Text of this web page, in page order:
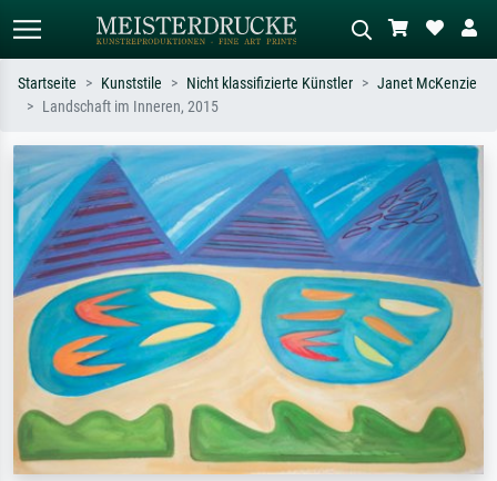
Suchen Sie nach Künstlern, Werktiteln
oder Stilen – z.B. Monet,
Sternennacht, Impressionismus, Welle
Hokusai, Akt.
Beschreiben Sie die Szene – z.B. Grüne
Wiese, Abstrakt mit viel Rot, Dunkles
Ölgemälde, Stehender Akt neben einem
Baum.
Startseite Kunststile Nicht klassifizierte Künstler
Janet McKenzie
Landschaft im Inneren, 2015